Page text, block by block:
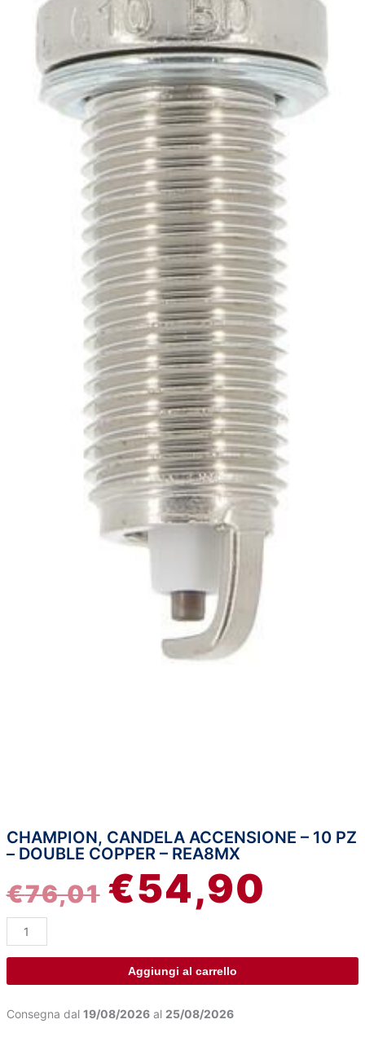
CHAMPION, CANDELA ACCENSIONE – 10 PZ
– DOUBLE COPPER – REA8MX
€76,01
IL
PREZZO
ERA:
€54,90
IL
È:
Champion,
candela
-
-
Copper
REA8MX
Aggiungi al carrello
Consegna dal 19/08/2026al 25/08/2026